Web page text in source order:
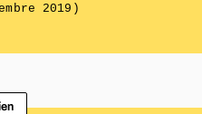
2019)